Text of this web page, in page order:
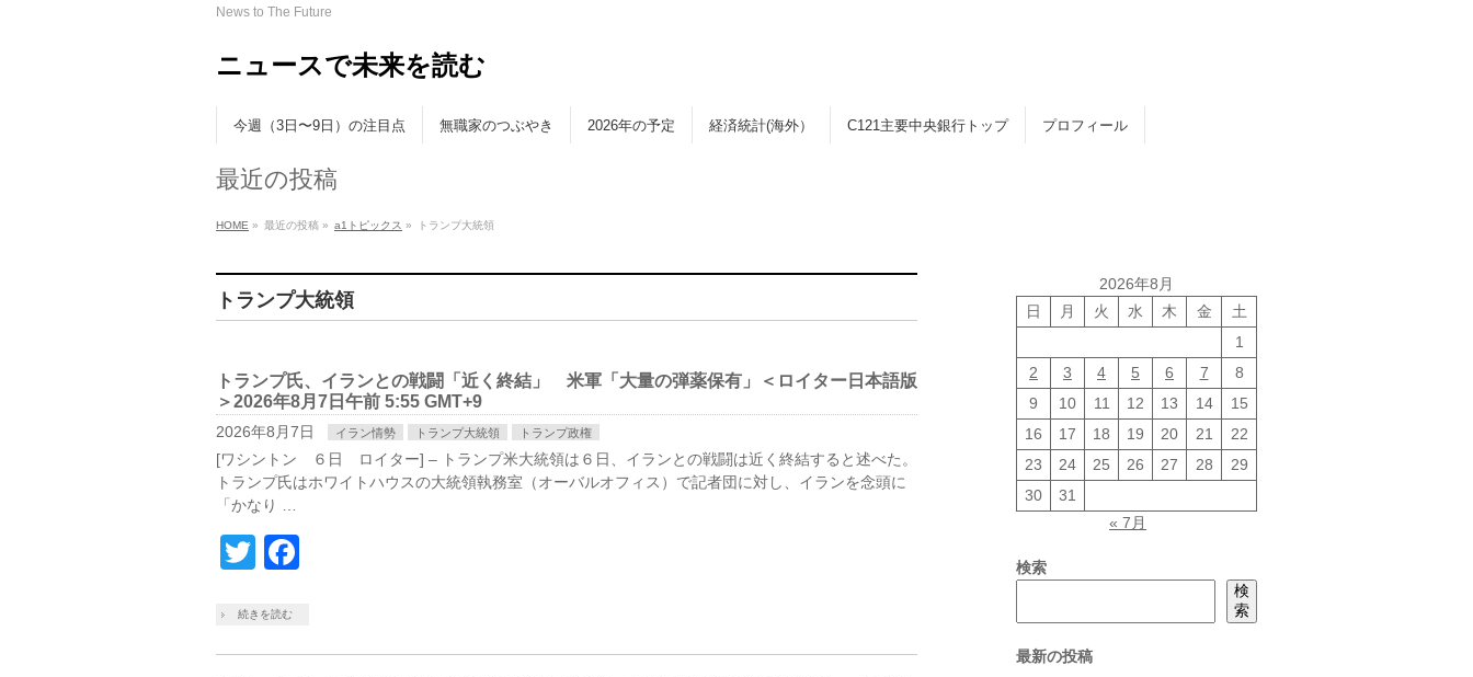
News to The Future
ニュースで未来を読む
今週（3日〜9日）の注目点 無職家のつぶやき 2026年の予定 経済統計(海外） C121主要中央銀行トップ プロフィール
最近の投稿
HOME » 最近の投稿 » a1トピックス » トランプ大統領
トランプ大統領
トランプ氏、イランとの戦闘「近く終結」 米軍「大量の弾薬保有」＜ロイター日本語版
＞2026年8月7日午前 5:55 GMT+9
2026年8月7日 イラン情勢 トランプ大統領 トランプ政権
[ワシントン ６日 ロイター] – トランプ米大統領は６日、イランとの戦​闘は近く終結すると述べた。
トラ‌ンプ氏はホワイトハウスの大統領執務室（オーバルオ​フィス）で記者団に対​し、イランを念頭に
「かな⁠り …
Twitter
続きを読む
2026年8月
日
月 火 水 木 金
土
1
2
3 4 5 6 7
8
9
10 11 12 13 14
15
16
17 18 19 20 21
22
23
24 25 26 27 28
29
30
31
« 7月
検索
検
索
最新の投稿